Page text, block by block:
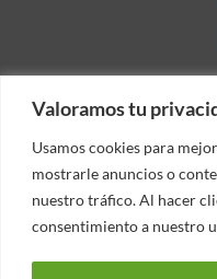
Valoramos tu
Usamos cookies para
mostrarle anuncios o
nuestro tráfico. Al hacer
consentimiento a nuestro
Valoramos tu
Usamos cookies para
mostrarle anuncios o
nuestro tráfico. Al hacer
consentimiento a nuestro
Contacto
© Clínica Dental